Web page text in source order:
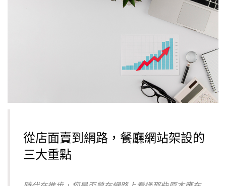
從店面賣到網路，餐廳網站架設的
三大重點